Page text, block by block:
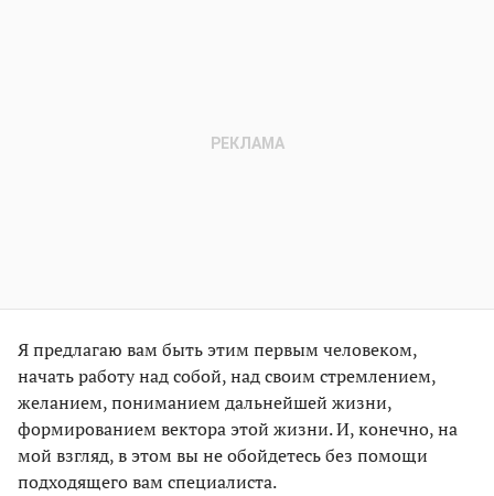
Я предлагаю вам быть этим первым человеком,
начать работу над собой, над своим стремлением,
желанием, пониманием дальнейшей жизни,
формированием вектора этой жизни. И, конечно, на
мой взгляд, в этом вы не обойдетесь без помощи
подходящего вам специалиста.